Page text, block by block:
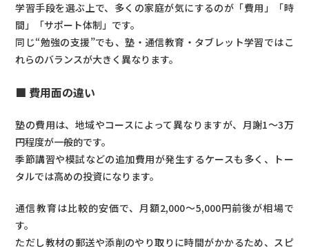
学習手段を選ぶ上で、多くの家庭が気にするのが「費用」「時
間」「サポート体制」です。
同じ“勉強の支援”でも、塾・通信教育・タブレット学習ではこ
れらのバランスが大きく異なります。
■ 費用面の違い
塾の費用は、地域やコースによって異なりますが、月謝1〜3万
円程度が一般的です。
季節講習や模試などの追加費用が発生するケースも多く、トー
タルでは高めの投資になります。
通信教育は比較的安価で、月額2,000〜5,000円前後が相場で
す。
ただし教材の郵送や添削のやり取りに時間がかかるため、スピ